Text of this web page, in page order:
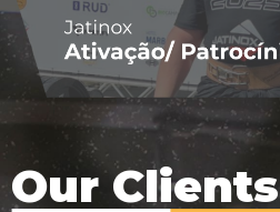
Our Clients